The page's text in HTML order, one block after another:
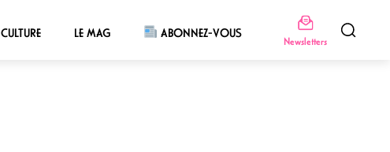
CULTURE LE MAG ABONNEZ-VOUS
Newsletters